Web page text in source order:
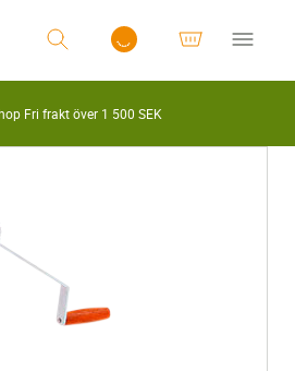
Fri frakt över 1 500 SEK